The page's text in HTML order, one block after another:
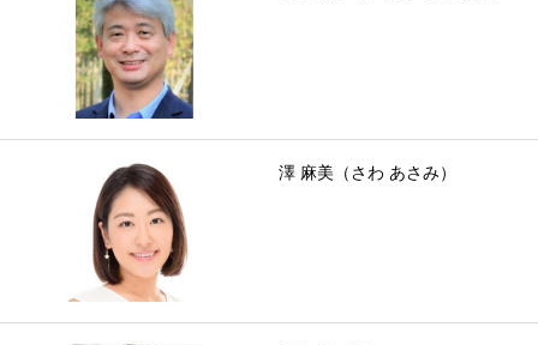
澤 麻美（さわ あさみ）